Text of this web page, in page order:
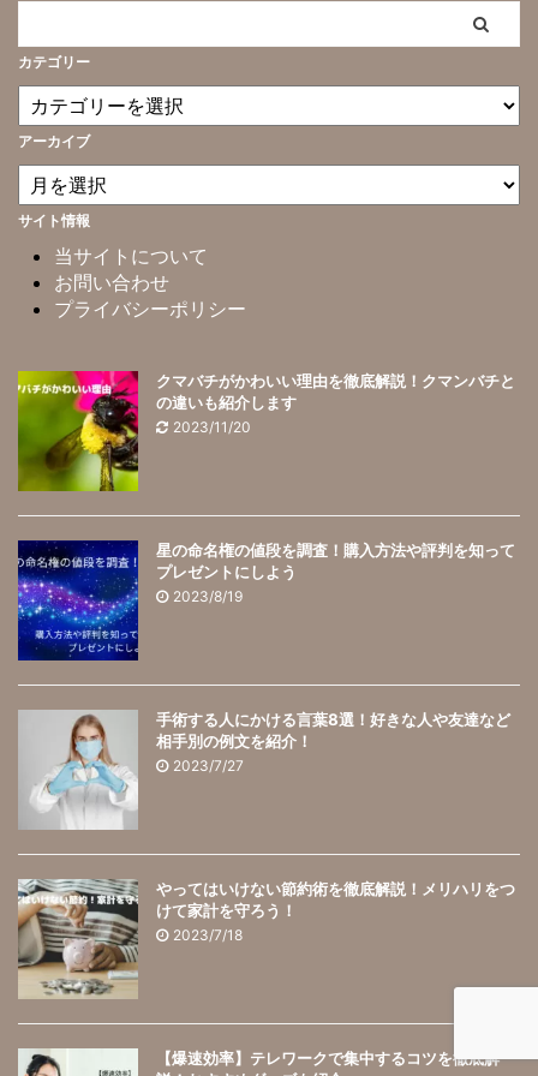
カテゴリー
アーカイブ
サイト情報
当サイトについて
お問い合わせ
プライバシーポリシー
クマバチがかわいい理由を徹底解説！クマンバチと
の違いも紹介します
2023/11/20
星の命名権の値段を調査！購入方法や評判を知って
プレゼントにしよう
2023/8/19
手術する人にかける言葉8選！好きな人や友達など
相手別の例文を紹介！
2023/7/27
やってはいけない節約術を徹底解説！メリハリをつ
けて家計を守ろう！
2023/7/18
【爆速効率】テレワークで集中するコツを徹底解